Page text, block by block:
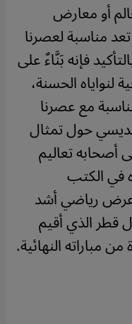
أو معارض
مناسبة لعصرنا
فإنه بَنَّاءٌ على
لنواياه الحسنة،
مع عصرنا
حول تمثال
أصحابه تعاليم
في الكتب
عرض رياضي أشد
قطر الذي أقيم
مباراته النهائية.